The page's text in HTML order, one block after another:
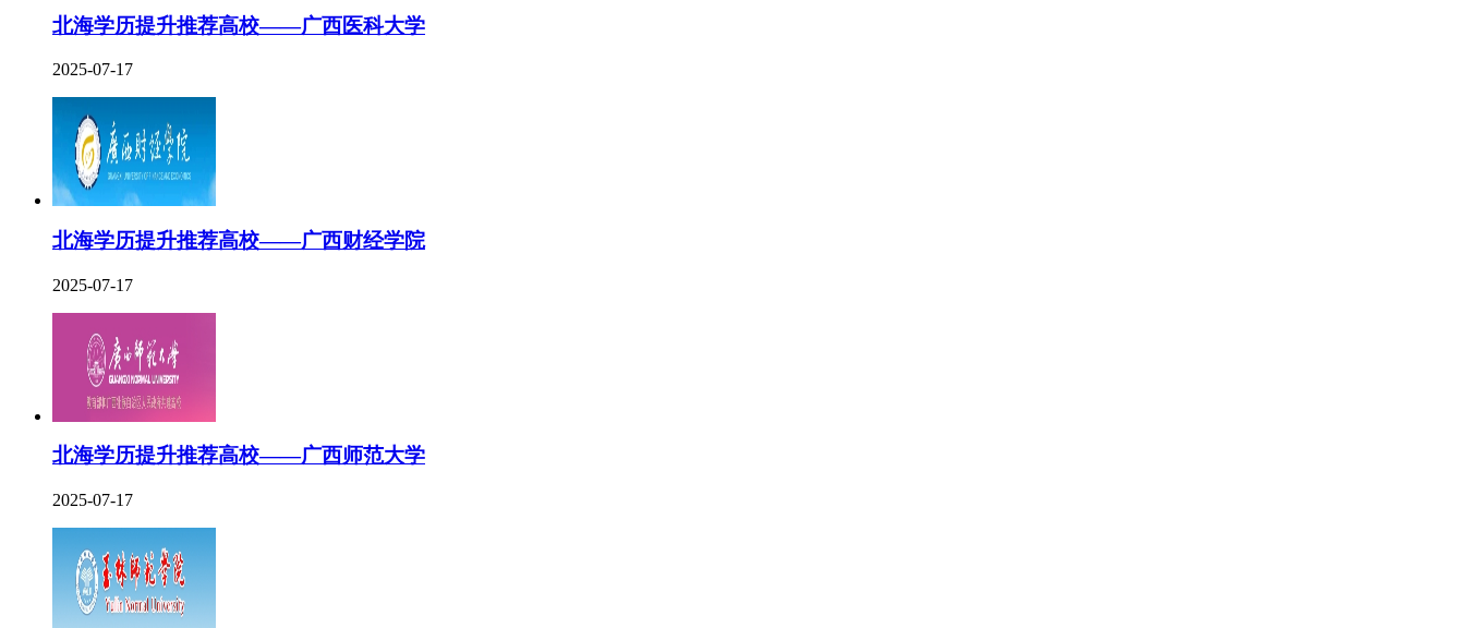
北海学历提升推荐高校——广西医科大学
2025-07-17
北海学历提升推荐高校——广西财经学院
2025-07-17
北海学历提升推荐高校——广西师范大学
2025-07-17